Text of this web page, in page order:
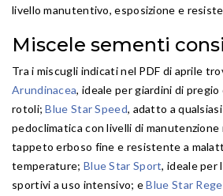
livello manutentivo, esposizione e
Miscele sementi
Tra i miscugli indicati nel PDF di aprile
Arundinacea, ideale per giardini di
rotoli;Blue Star Speed, adatto a
pedoclimatica con livelli di manutenzione
tappeto erboso fine e resistente a
temperature; Blue Star Sport, ideale per
sportivi a uso intensivo; eBlue Star